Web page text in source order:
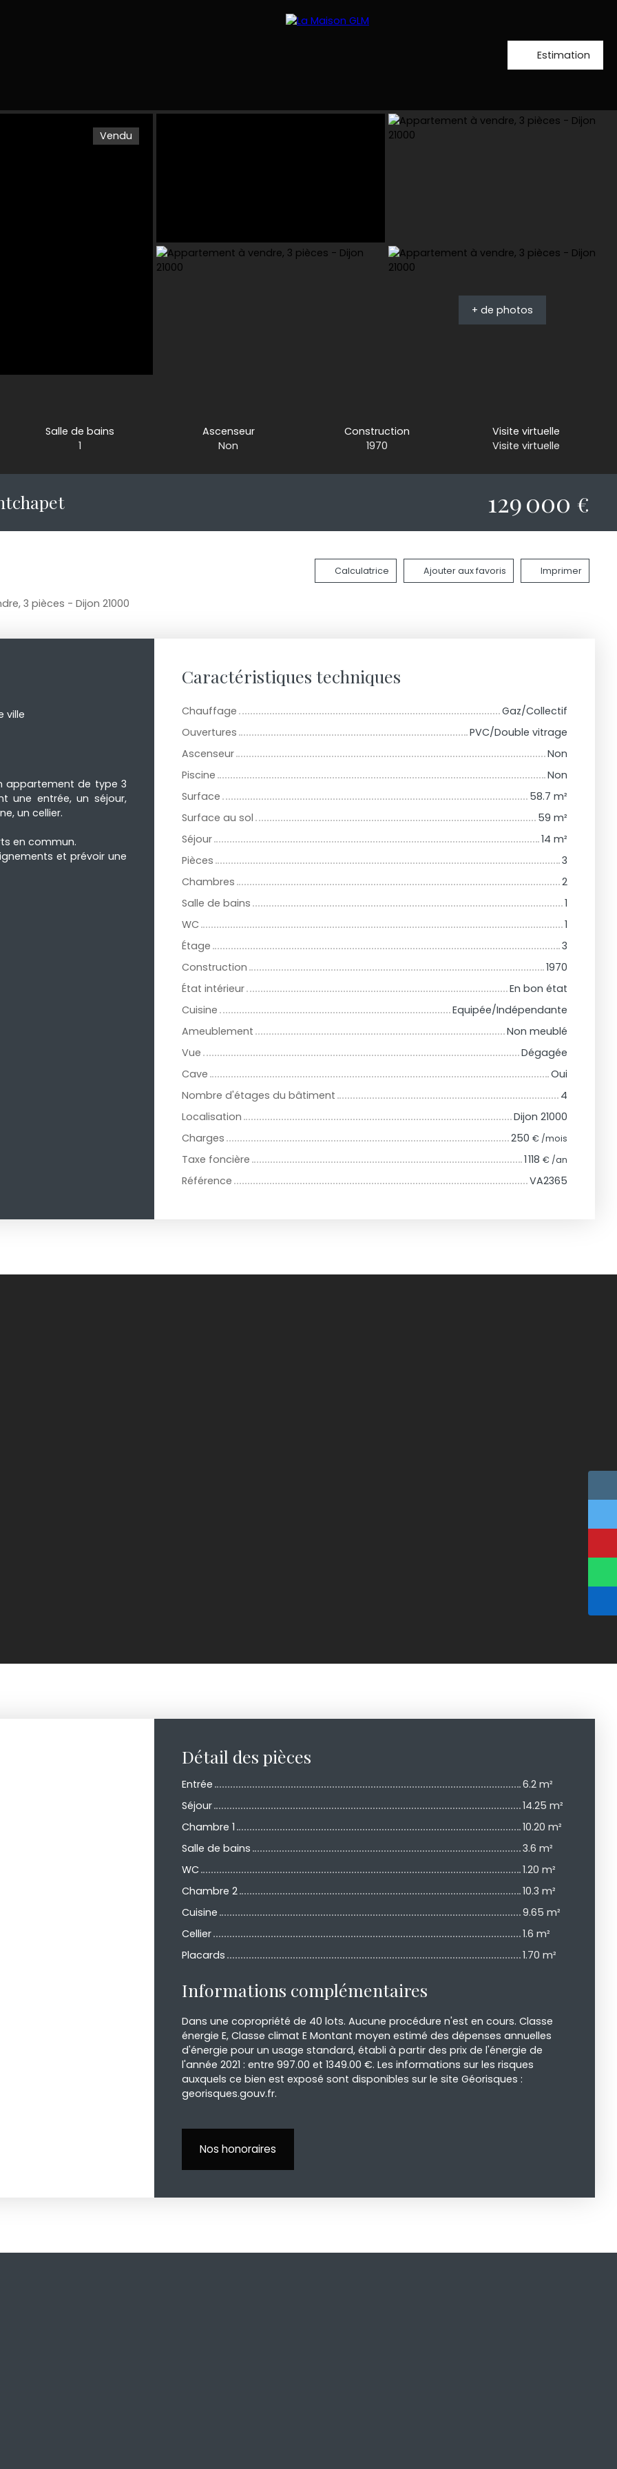
Estimation
Vendu
+ de photos
Salle de bains
1
Ascenseur
Non
Construction
1970
Visite virtuelle
Visite virtuelle
129 000 €
Calculatrice Ajouter aux favoris Imprimer
3 pièces - Dijon 21000
ville
appartement de type 3
une entrée, un séjour,
un cellier.
en commun.
et prévoir une
Caractéristiques techniques
Chauffage
Gaz/Collectif
Ouvertures
PVC/Double vitrage
Ascenseur
Non
Piscine
Non
Surface
58.7 m²
Surface au sol
59 m²
Séjour
14 m²
Pièces
3
Chambres
2
Salle de bains
1
WC
1
Étage
3
Construction
1970
État intérieur
En bon état
Cuisine
Equipée/Indépendante
Ameublement
Non meublé
Vue
Dégagée
Cave
Oui
Nombre d'étages du bâtiment
4
Localisation
Dijon 21000
Charges
250 € /mois
Taxe foncière 1 118 € /an
Référence VA2365
Détail des pièces
Entrée
6.2 m²
Séjour
14.25 m²
Chambre 1
10.20 m²
Salle de bains
3.6 m²
WC
1.20 m²
Chambre 2
10.3 m²
Cuisine
9.65 m²
Cellier
1.6 m²
Placards
1.70 m²
Informations complémentaires
Dans une copropriété de 40 lots. Aucune procédure n'est en cours. Classe
énergie E, Classe climat E Montant moyen estimé des dépenses annuelles
d'énergie pour un usage standard, établi à partir des prix de l'énergie de
l'année 2021 : entre 997.00 et 1349.00 €. Les informations sur les risques
auxquels ce bien est exposé sont disponibles sur le site Géorisques :
georisques.gouv.fr.
Nos honoraires